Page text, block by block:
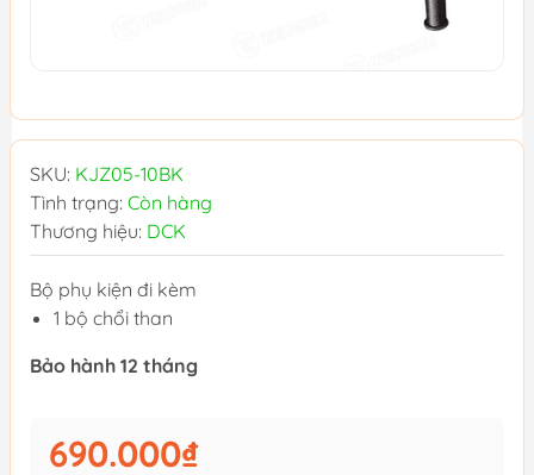
SKU: KJZ05-10BK
Tình trạng: Còn hàng
Thương hiệu: DCK
Bộ phụ kiện đi kèm
1 bộ chổi than
Bảo hành 12 tháng
690.000₫